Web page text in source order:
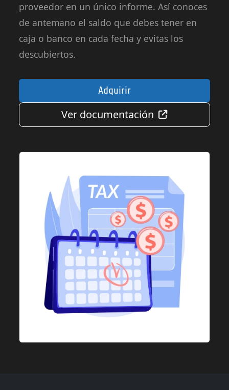
proveedor en un único informe. Así conoces
de antemano el saldo que debes tener en
caja o banco en cada fecha y evitas los
descubiertos.
Adquirir
Ver documentación